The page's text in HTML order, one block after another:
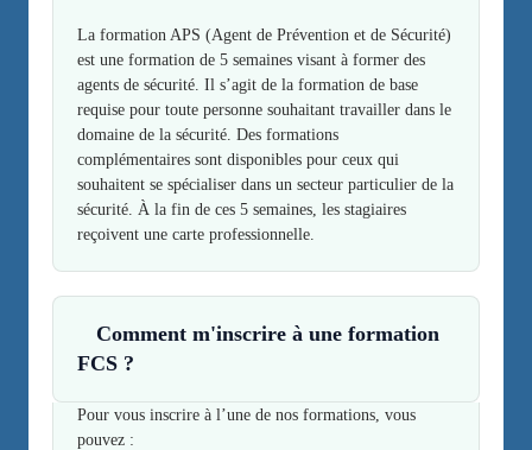
La formation APS (Agent de Prévention et de Sécurité)
est une formation de 5 semaines visant à former des
agents de sécurité. Il s’agit de la formation de base
requise pour toute personne souhaitant travailler dans le
domaine de la sécurité. Des formations
complémentaires sont disponibles pour ceux qui
souhaitent se spécialiser dans un secteur particulier de la
sécurité. À la fin de ces 5 semaines, les stagiaires
reçoivent une carte professionnelle.
Comment m'inscrire à une formation
FCS ?
Pour vous inscrire à l’une de nos formations, vous
pouvez :